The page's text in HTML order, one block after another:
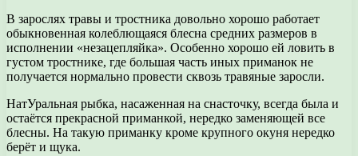
В зарослях травы и тростника довольно хорошо работает
обыкновенная колеблющаяся блесна средних размеров в
исполнении «незацепляйка». Особенно хорошо ей ловить в
густом тростнике, где большая часть иных приманок не
получается нормально провести сквозь травяные заросли.
НатУральная рыбка, насаженная на снасточку, всегда была и
остаётся прекрасной приманкой, нередко заменяющей все
блесны. На такую приманку кроме крупного окуня нередко
берёт и щука.